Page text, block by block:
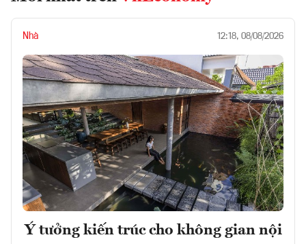
Nhà 12:18, 08/08/2026
Ý tưởng kiến trúc cho không gian nội